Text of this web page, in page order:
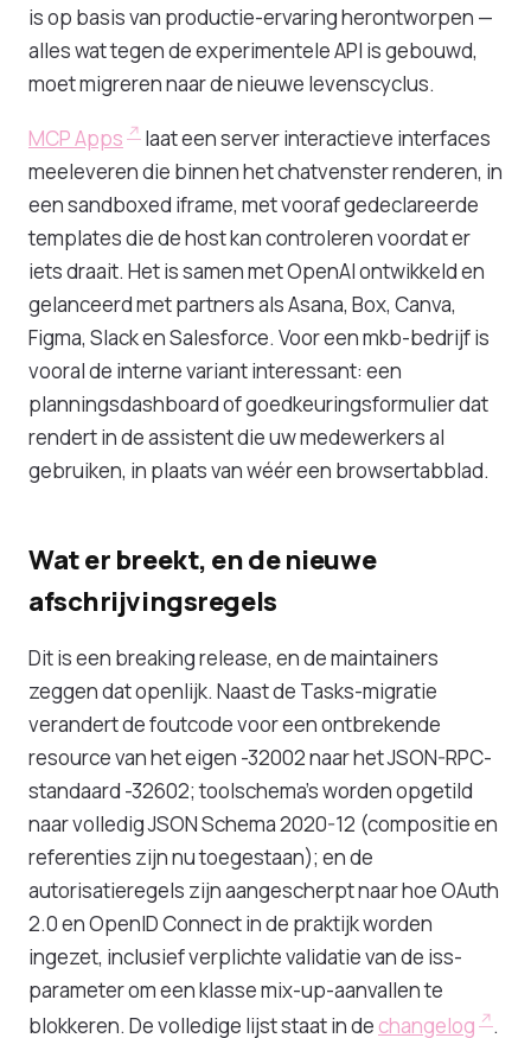
is op basis van productie-ervaring herontworpen —
alles wat tegen de experimentele API is gebouwd,
moet migreren naar de nieuwe levenscyclus.
MCP Apps
laat een server interactieve interfaces
meeleveren die binnen het chatvenster renderen, in
een sandboxed iframe, met vooraf gedeclareerde
templates die de host kan controleren voordat er
iets draait. Het is samen met OpenAI ontwikkeld en
gelanceerd met partners als Asana, Box, Canva,
Figma, Slack en Salesforce. Voor een mkb-bedrijf is
vooral de interne variant interessant: een
planningsdashboard of goedkeuringsformulier dat
rendert in de assistent die uw medewerkers al
gebruiken, in plaats van wéér een browsertabblad.
Wat er breekt, en de nieuwe
afschrijvingsregels
Dit is een breaking release, en de maintainers
zeggen dat openlijk. Naast de Tasks-migratie
verandert de foutcode voor een ontbrekende
resource van het eigen -32002 naar het JSON-RPC-
standaard -32602; toolschema's worden opgetild
naar volledig JSON Schema 2020-12 (compositie en
referenties zijn nu toegestaan); en de
autorisatieregels zijn aangescherpt naar hoe OAuth
2.0 en OpenID Connect in de praktijk worden
ingezet, inclusief verplichte validatie van de iss-
parameter om een klasse mix-up-aanvallen te
blokkeren. De volledige lijst staat in de changelog .